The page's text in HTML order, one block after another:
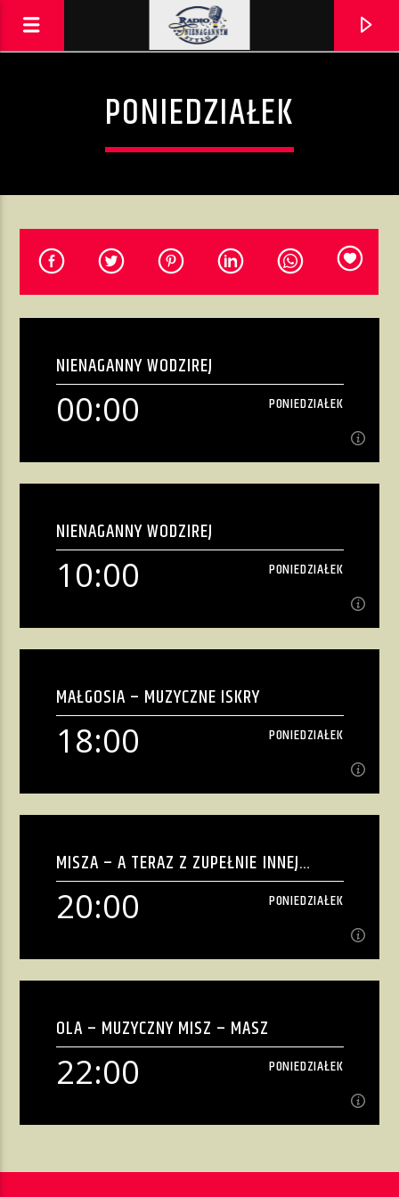
NIE MYŚL NAWET
CZERWONY TULIPAN
... ...
PONIEDZIAŁEK
NIENAGANNY WODZIREJ
00:00 PONIEDZIAŁEK
00:00 PONIEDZIAŁEK
[...]
Zobacz więcej
NIENAGANNY WODZIREJ
10:00 PONIEDZIAŁEK
10:00 PONIEDZIAŁEK
[...]
Zobacz więcej
MAŁGOSIA – MUZYCZNE ISKRY
18:00 PONIEDZIAŁEK
18:00 PONIEDZIAŁEK
[...]
Zobacz więcej
MISZA – A TERAZ Z ZUPEŁNIE INNEJ
BECZKI
20:00 PONIEDZIAŁEK
20:00 PONIEDZIAŁEK
[...]
Zobacz więcej
OLA – MUZYCZNY MISZ – MASZ
22:00 PONIEDZIAŁEK